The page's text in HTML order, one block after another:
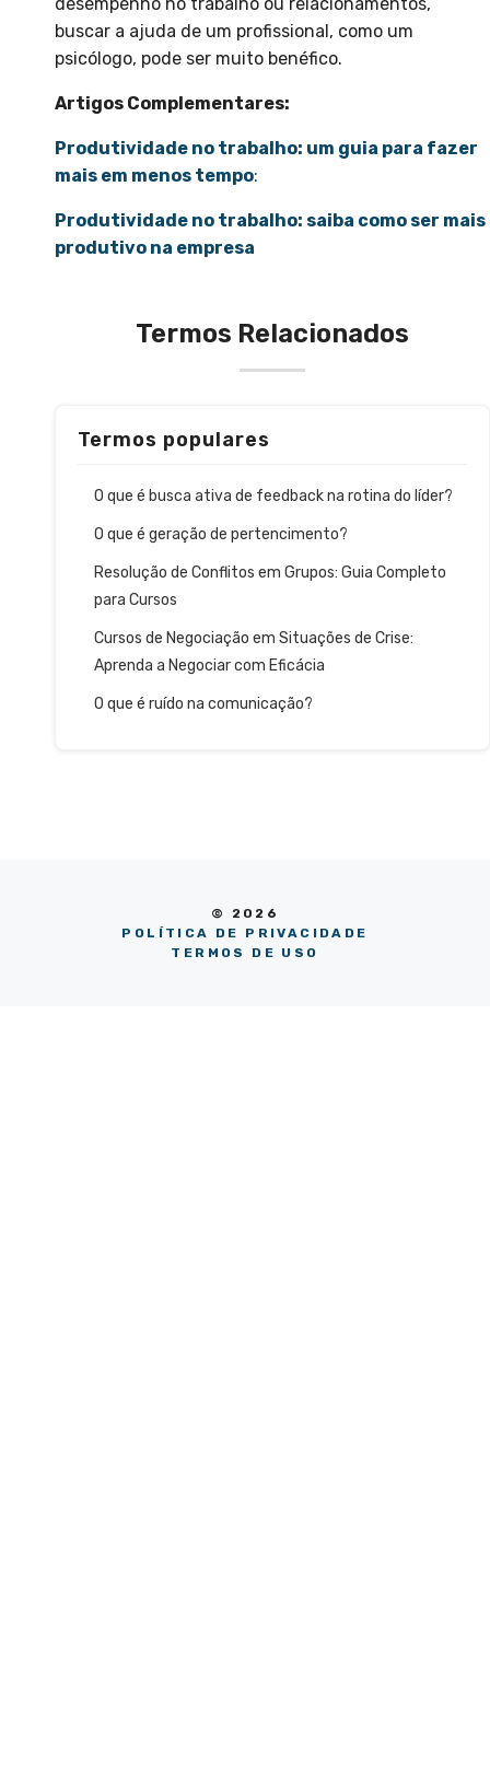
buscar a ajuda de um profissional, como um
psicólogo, pode ser muito benéfico.
Artigos Complementares:
Produtividade no trabalho: um guia para fazer
mais em menos tempo:
Produtividade no trabalho: saiba como ser mais
produtivo na empresa
Termos Relacionados
Termos populares
O que é busca ativa de feedback na rotina do líder?
O que é geração de pertencimento?
Resolução de Conflitos em Grupos: Guia Completo
para Cursos
Cursos de Negociação em Situações de Crise:
Aprenda a Negociar com Eficácia
O que é ruído na comunicação?
© 2026
POLÍTICA DE PRIVACIDADE
TERMOS DE USO